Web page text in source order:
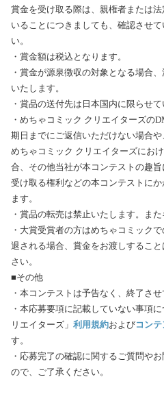
賞金を受け取る際は、親権者または
いることにつきましても、確認させ
い。
・賞金額は税込となります。
・賞金が源泉徴収の対象となる場合
いたします。
・賞品の送付先は日本国内に限らせて
・めちゃコミック クリエイターズの
期日までにご返信いただけない場合
めちゃコミック クリエイターズにお
合、その他当社が本コンテストの趣
受け取る権利などの本コンテストに
ます。
・賞品の転売は禁止いたします。ま
・大賞受賞者の方はめちゃコミック
退される場合、賞金をお渡しするこ
さい。
■その他
・本コンテストは予告なく、終了さ
・本応募要項に記載していない事項
リエイターズ」 利用規約およびコン
す。
・応募完了の確認に関するご質問や
ので、ご了承ください。